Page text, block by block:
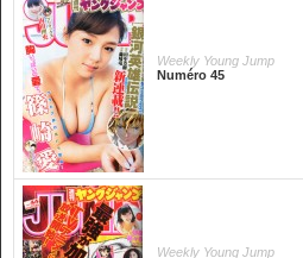
Weekly Young Jump
Numéro 45
Weekly Young Jump